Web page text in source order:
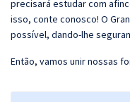
precisará estudar com
isso, conte conosco! O
possível, dando-lhe
Então, vamos unir nossas